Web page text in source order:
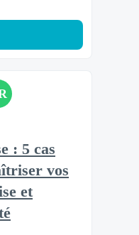
: 5 cas
vos
et